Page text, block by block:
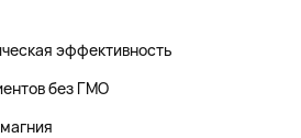
эффективность
без ГМО